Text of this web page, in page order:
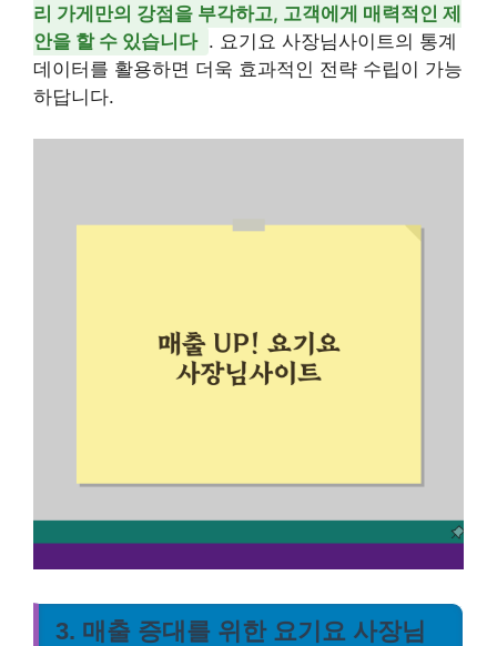
리 가게만의 강점을 부각하고, 고객에게 매력적인 제
안을 할 수 있습니다 . 요기요 사장님사이트의 통계
데이터를 활용하면 더욱 효과적인 전략 수립이 가능
하답니다.
3. 매출 증대를 위한 요기요 사장님